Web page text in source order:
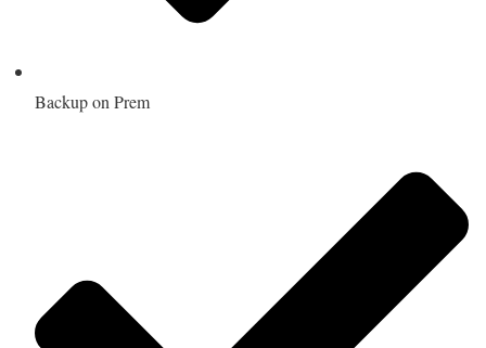
Backup on Prem